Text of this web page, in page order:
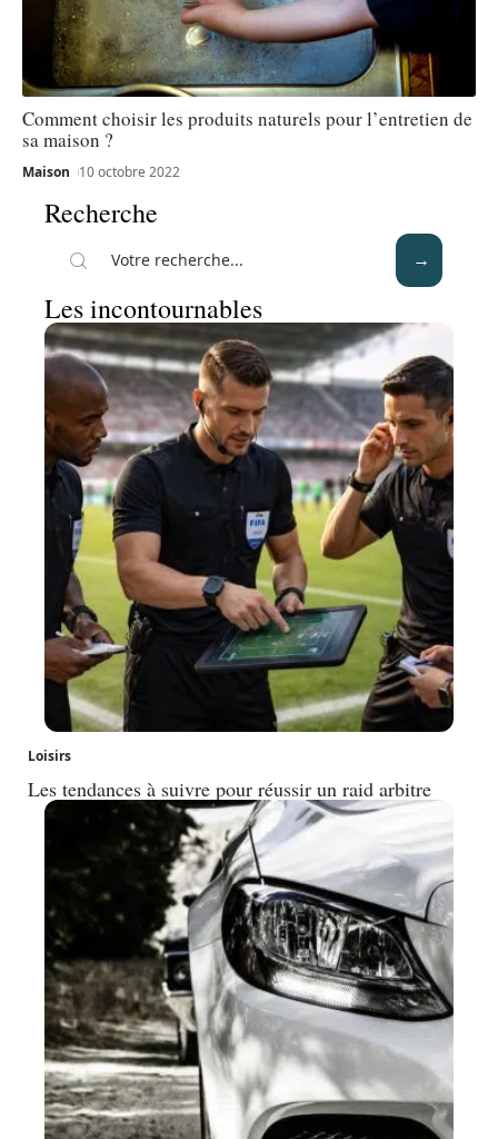
Comment choisir les produits naturels pour l’entretien de
sa maison ?
Maison 10 octobre 2022
Recherche
Les incontournables
Loisirs
Les tendances à suivre pour réussir un raid arbitre